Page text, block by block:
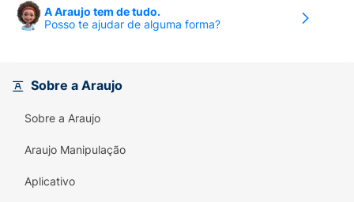
Biotina proporcionam uma diminuição do
nível de secreção sebácea.
Aplicar nos cabelos molhados e massagear
até obter espuma. Enxaguar e repetir. Deixar
atuar durante 2 ou 3 minutos. Devido à sua
utilizar-se com frequência desejada, sendo
recomendável a sua utilização 3 vezes opor
A Araujo tem de tudo.
Posso te ajudar de alguma forma?
Sobre a Araujo
Sobre a Araujo
Araujo Manipulação
Aplicativo